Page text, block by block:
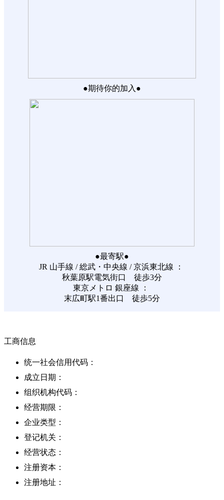
●期待你的加入●
●最寄駅●
JR 山手線 / 総武・中央線 / 京浜東北線 ：
秋葉原駅電気街口 徒歩3分
東京メトロ 銀座線 ：
末広町駅1番出口 徒歩5分
工商信息
统一社会信用代码：
成立日期：
组织机构代码：
经营期限：
企业类型：
登记机关：
经营状态：
注册资本：
注册地址：